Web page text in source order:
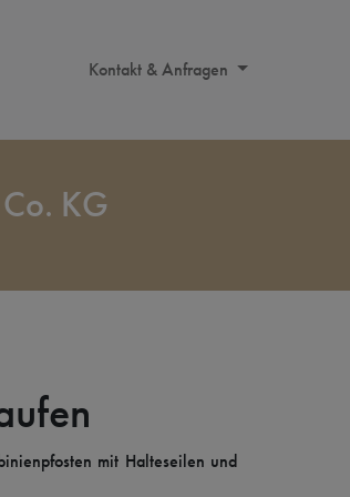
Kontakt & Anfragen
KG
mit Halteseilen und